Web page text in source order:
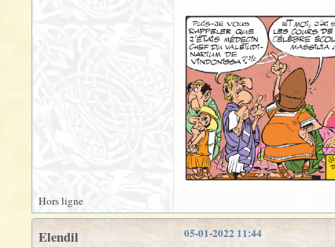
Hors ligne
05-01-2022 11:44
Elendil